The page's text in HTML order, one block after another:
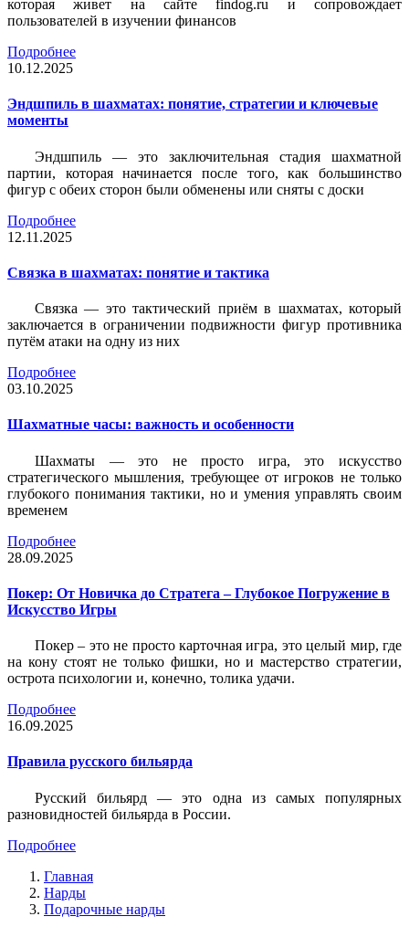
которая живет на сайте findog.ru и сопровождает
пользователей в изучении финансов
Подробнее
10.12.2025
Эндшпиль в шахматах: понятие, стратегии и ключевые
моменты
Эндшпиль — это заключительная стадия шахматной
партии, которая начинается после того, как большинство
фигур с обеих сторон были обменены или сняты с доски
Подробнее
12.11.2025
Связка в шахматах: понятие и тактика
Связка — это тактический приём в шахматах, который
заключается в ограничении подвижности фигур противника
путём атаки на одну из них
Подробнее
03.10.2025
Шахматные часы: важность и особенности
Шахматы — это не просто игра, это искусство
стратегического мышления, требующее от игроков не только
глубокого понимания тактики, но и умения управлять своим
временем
Подробнее
28.09.2025
Покер: От Новичка до Стратега – Глубокое Погружение в
Искусство Игры
Покер – это не просто карточная игра, это целый мир, где
на кону стоят не только фишки, но и мастерство стратегии,
острота психологии и, конечно, толика удачи.
Подробнее
16.09.2025
Правила русского бильярда
Русский бильярд — это одна из самых популярных
разновидностей бильярда в России.
Подробнее
Главная
Нарды
Подарочные нарды